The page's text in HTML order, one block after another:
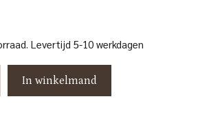
Levertijd 5-10 werkdagen
In winkelmand